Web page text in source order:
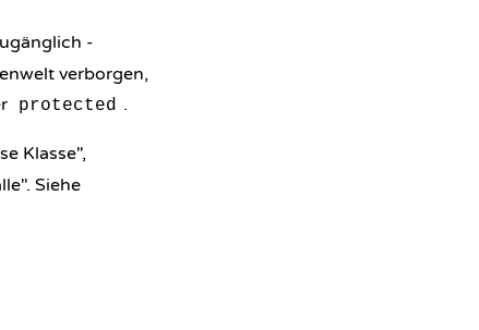
-
verborgen,
protected .
Klasse",
Siehe